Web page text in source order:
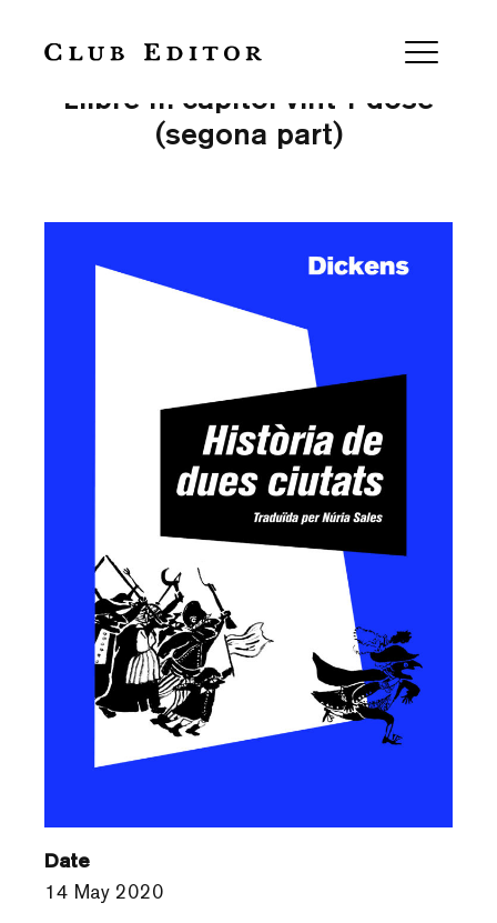
Història de dues ciutats —
Llibre II: capítol vint-i-dosè
(segona part)
Date
14 May 2020